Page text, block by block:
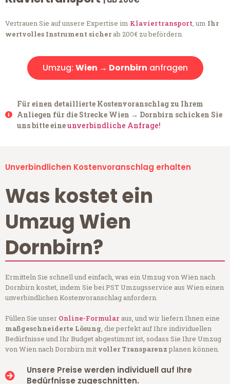
Vertrauen Sie auf unsere Expertise im Klaviertransport, um Ihr
wertvolles Instrument sicherab 200€ zu befördern.
Umzug: Wien → Dornbirn anfragen
Für einen detaillierte Kostenvoranschlag zu Ihrem
Anliegen für die Strecke Wien → Dornbirn schicken Sie
uns bitte eineunverbindliche Anfrage!
Unverbindlichen Kostenvoranschlag erhalten
Was kostet ein
Umzug Wien
Dornbirn?
Ermitteln Sie schnell und einfach, was ein Umzug von Wien nach
Dornbirn kostet, indem Sie bei PST Umzugsservice aus Wien einen
unverbindlichen Kostenvoranschlag anfordern.
Füllen Sie unser Online-Formular aus, und wir liefern Ihnen eine
maßgeschneiderte Lösung, die perfekt auf Ihre individuellen
Bedürfnisse und Ihr Budget abgestimmt ist, sodass Sie Ihre Umzug
von Wien nach Dornbirn mit voller Transparenzplanen können.
Unsere Preise werden individuell auf Ihre
Bedürfnisse zugeschnitten.